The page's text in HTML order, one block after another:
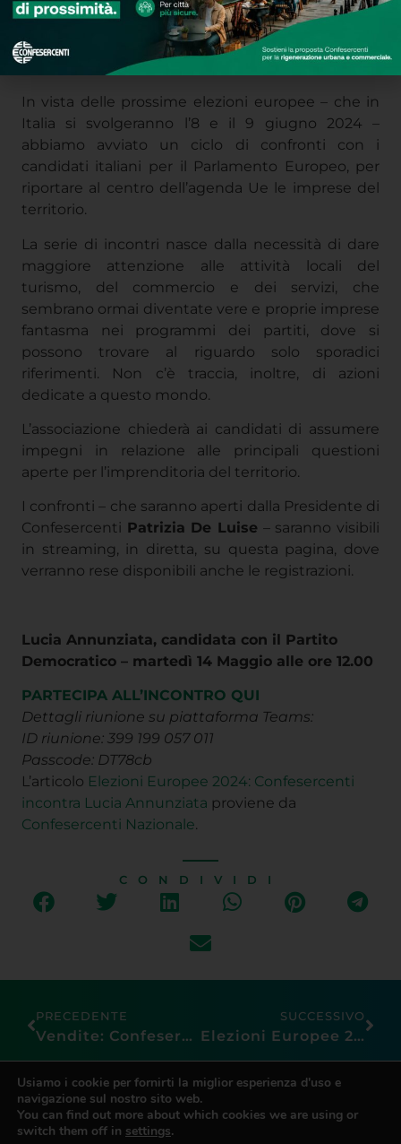
Italia si svolgeranno l’8 e il 9 giugno 2024 –
abbiamo avviato un ciclo di confronti con i
candidati italiani per il Parlamento Europeo, per
riportare al centro dell’agenda Ue le imprese del
territorio.
maggiore attenzione alle attività locali del
turismo, del commercio e dei servizi, che
sembrano ormai diventate vere e proprie imprese
fantasma nei programmi dei partiti, dove si
possono trovare al riguardo solo sporadici
riferimenti. Non c’è traccia, inoltre, di azioni
dedicate a questo mondo.
impegni in relazione alle principali questioni
aperte per l’imprenditoria del territorio.
ConfesercentiPatrizia De Luise– saranno visibili
in streaming, in diretta, su questa pagina, dove
verranno rese disponibili anche le registrazioni.
Democratico –martedì 14 Maggio alle ore 12.00
Dettagli riunione su piattaforma Teams:
ID riunione: 399 199 057 011
Passcode:DT78cb
L’articoloElezioni Europee 2024: Confesercenti
incontra Lucia Annunziataproviene da
Confesercenti Nazionale.
CONDIVIDI
Elezioni Europee 2024: Confesercenti incontra Isabella Tovaglieri e Stefano Bonaccini
CONFESERCENTI
PRATO
Contatti
Usiamo i cookie per fornirti la miglior esperienza d'uso e
navigazione sul nostro sito web.
You can find out more about which cookies we are using or
switch them off in
settings.
Accetta